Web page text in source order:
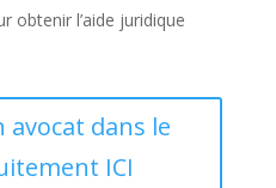
obtenir l’aide juridique
avocat dans le
ICI